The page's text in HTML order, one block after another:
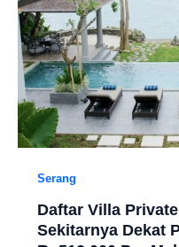
Serang
Daftar Villa
Sekitarnya Dekat